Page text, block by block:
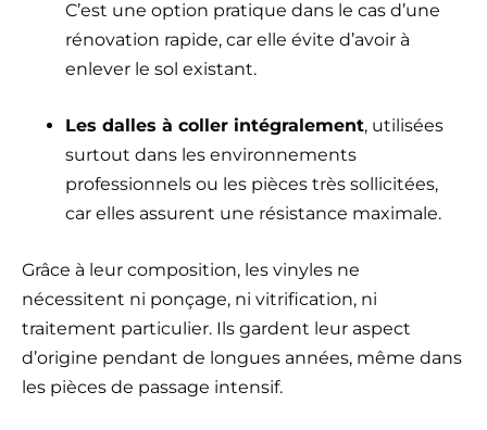
C’est une option pratique dans le cas d’une
rénovation rapide, car elle évite d’avoir à
enlever le sol existant.
Les dalles à coller intégralement, utilisées
surtout dans les environnements
professionnels ou les pièces très sollicitées,
car elles assurent une résistance maximale.
Grâce à leur composition, les vinyles ne
nécessitent ni ponçage, ni vitrification, ni
traitement particulier. Ils gardent leur aspect
d’origine pendant de longues années, même dans
les pièces de passage intensif.